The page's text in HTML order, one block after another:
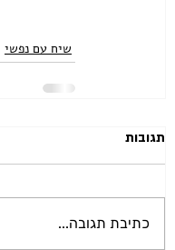
שיח עם נפשי
תגובות
כתיבת תגובה...